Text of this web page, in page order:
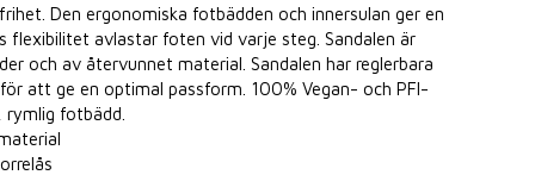
Den ergonomiska fotbädden och innersulan ger en
flexibilitet avlastar foten vid varje steg. Sandalen är
och av återvunnet material. Sandalen har reglerbara
att ge en optimal passform. 100% Vegan- och PFI-
fotbädd.